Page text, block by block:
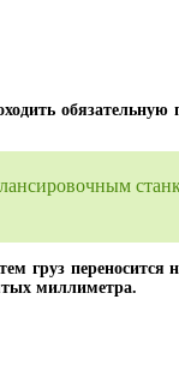
груз переносится
миллиметра.